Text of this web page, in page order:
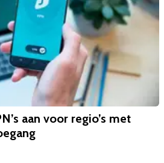
aan voor regio’s met